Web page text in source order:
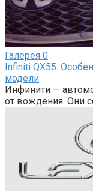
Галерея 0
Infiniti QX55.
модели
Инфинити —
от вождения. Они